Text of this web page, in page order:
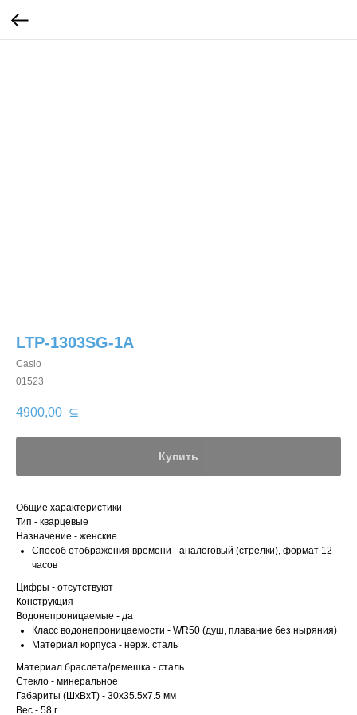
LTP-1303SG-1A
Casio
01523
4900,00 ⊆
Купить
Общие характеристики
Тип - кварцевые
Назначение - женские
Способ отображения времени - аналоговый (стрелки), формат 12
часов
Цифры - отсутствуют
Конструкция
Водонепроницаемые - да
Класс водонепроницаемости - WR50 (душ, плавание без ныряния)
Материал корпуса - нерж. сталь
Материал браслета/ремешка - сталь
Стекло - минеральное
Габариты (ШхВхТ) - 30x35.5x7.5 мм
Вес - 58 г